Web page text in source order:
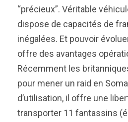
“précieux”. Véritable
dispose de capacités de
inégalées. Et pouvoir
offre des avantages
Récemment les
pour mener un raid en
d’utilisation, il offre une
transporter 11 fantassins